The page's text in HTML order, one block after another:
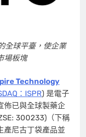
全球平臺，使企業
場板塊
Technology
：ISPR) 是電子
佈已與全球製藥企
300233)（下稱
產尼古丁袋產品並